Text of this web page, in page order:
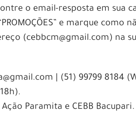
o email-resposta em sua
e marque como
(cebbcm@gmail.com) na
| (51) 99799 8184
Paramita e CEBB Bacupari.